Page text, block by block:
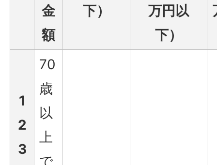
金
額
下）
万円以
下）
1
2
3
70
歳
以
上
で